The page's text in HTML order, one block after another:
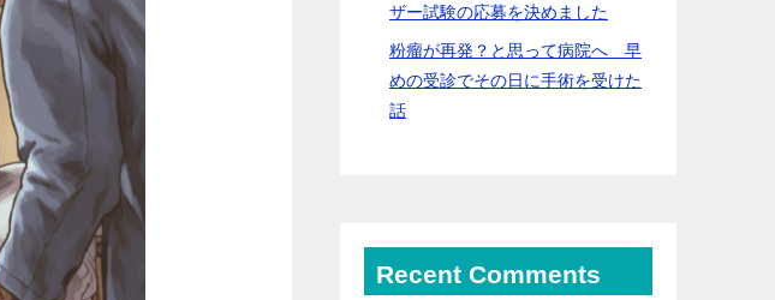
ザー試験の応募を決めました
粉瘤が再発？と思って病院へ 早
めの受診でその日に手術を受けた
話
Recent Comments